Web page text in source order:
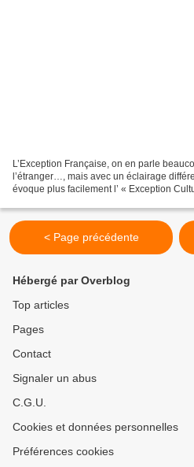
L’Exception Française, on en parle
l’étranger…, mais avec un éclairage
évoque plus facilement l’ « Exception
< Page précédente
Hébergé par Overblog
Top articles
Pages
Contact
Signaler un abus
C.G.U.
Cookies et données personnelles
Préférences cookies